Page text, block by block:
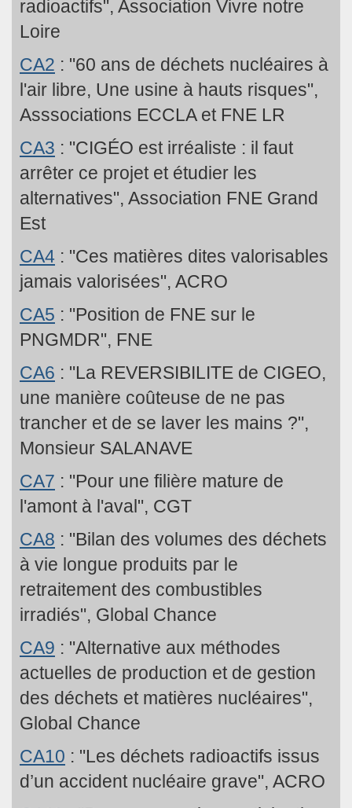
radioactifs", Association Vivre notre
Loire
CA2 : "60 ans de déchets nucléaires à
l'air libre, Une usine à hauts risques",
Asssociations ECCLA et FNE LR
CA3 : "CIGÉO est irréaliste : il faut
arrêter ce projet et étudier les
alternatives", Association FNE Grand
Est
CA4 : "Ces matières dites valorisables
jamais valorisées", ACRO
CA5 : "Position de FNE sur le
PNGMDR", FNE
CA6 : "La REVERSIBILITE de CIGEO,
une manière coûteuse de ne pas
trancher et de se laver les mains ?",
Monsieur SALANAVE
CA7 : "Pour une filière mature de
l'amont à l'aval", CGT
CA8 : "Bilan des volumes des déchets
à vie longue produits par le
retraitement des combustibles
irradiés", Global Chance
CA9 : "Alternative aux méthodes
actuelles de production et de gestion
des déchets et matières nucléaires",
Global Chance
CA10 : "Les déchets radioactifs issus
d’un accident nucléaire grave", ACRO